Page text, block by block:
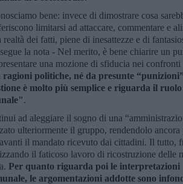
bene: invece di dimostrare cosa
limitarsi ad attaccare, commentare e
dei fatti, piene di inesattezze e di
la nota - Nel merito, è bene chiarire un
una mozione di sfiducia nei confronti
ragioni politiche, né da presunte
è molto più semplice e riguarda il ruolo
.
ad aleggiare il sogno di una
ulteriormente il gruppo, rendendolo ancora
il mandato ricevuto dai cittadini. Il tutto,
il faticoso lavoro di ricostruzione delle
Per quanto riguarda poi le interpretazioni
le argomentazioni addotte sono